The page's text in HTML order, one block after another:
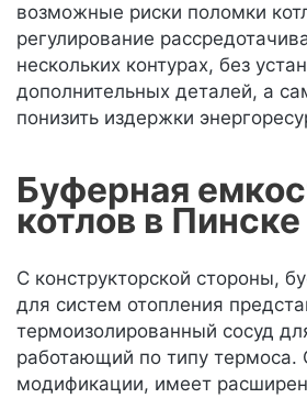
возможные риски поломки
регулирование
нескольких контурах, без
дополнительных деталей, а
понизить издержки
Буферная
котлов в Пинске
С конструкторской стороны,
для систем отопления
термоизолированный сосуд
работающий по типу термоса.
модификации, имеет